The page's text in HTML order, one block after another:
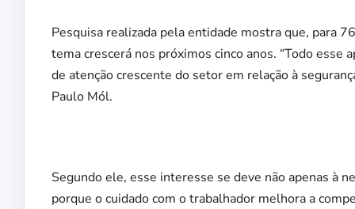
Pesquisa realizada pela entidade mostra que, para
tema crescerá nos próximos cinco anos. “Todo
de atenção crescente do setor em relação à
Paulo Mól.
Segundo ele, esse interesse se deve não apenas à
porque o cuidado com o trabalhador melhora a